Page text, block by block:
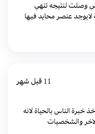
وصلت لنتيجه تنهي
عنصر محايد فيها
11 قبل شهر
الناس بالحياة لانه